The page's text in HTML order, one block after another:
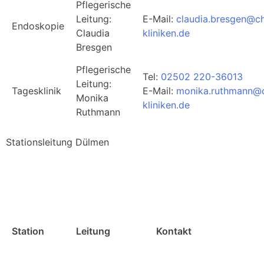
Endoskopie
Pflegerische
Leitung:
Claudia
Bresgen
E-Mail:
kliniken.de
Tagesklinik
Pflegerische
Leitung:
Monika
Ruthmann
Tel: 02502 220-36013
E-Mail:
kliniken.de
Stationsleitung Dülmen
Station Leitung Kontakt